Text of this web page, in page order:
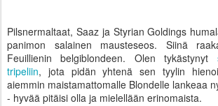
Pilsnermaltaat, Saaz ja Styrian Goldings
panimon salainen mausteseos. Siinä
Feuillienin belgiblondeen. Olen tykästynyt
tripeliin, jota pidän yhtenä sen tyylin
aiemmin maistamattomalle Blondelle lankeaa
- hyvää pitäisi olla ja mielellään erinomaista.